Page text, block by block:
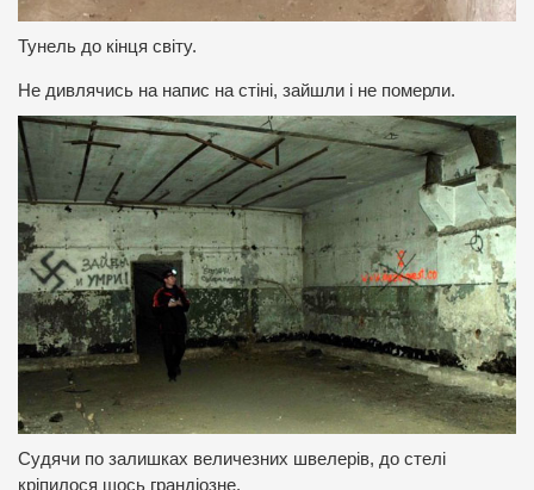
Тунель до кінця світу.
Не дивлячись на напис на стіні, зайшли і не померли.
Судячи по залишках величезних швелерів, до стелі
кріпилося щось грандіозне.